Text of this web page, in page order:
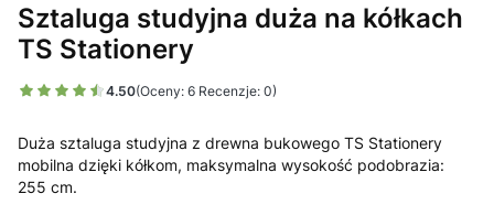
Sztaluga studyjna duża na kółkach
TS Stationery
4.50(Oceny: 6 Recenzje: 0)
Duża sztaluga studyjna z drewna bukowego TS Stationery
mobilna dzięki kółkom, maksymalna wysokość podobrazia:
255 cm.